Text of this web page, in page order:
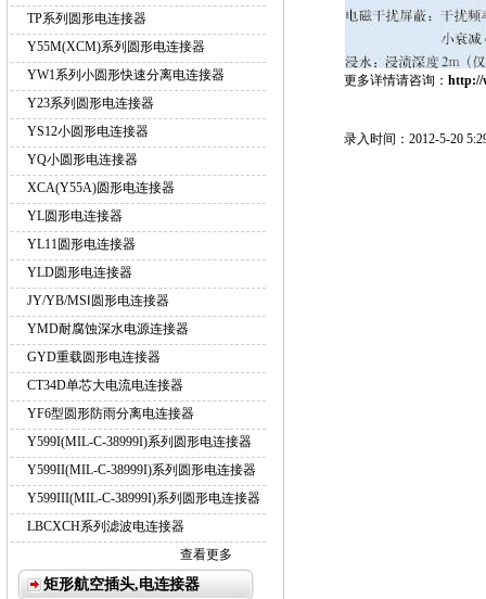
TP系列圆形电连接器
Y55M(XCM)系列圆形电连接器
YW1系列小圆形快速分离电连接器
Y23系列圆形电连接器
YS12小圆形电连接器
YQ小圆形电连接器
XCA(Y55A)圆形电连接器
YL圆形电连接器
YL11圆形电连接器
YLD圆形电连接器
JY/YB/MSⅠ圆形电连接器
YMD耐腐蚀深水电源连接器
GYD重载圆形电连接器
CT34D单芯大电流电连接器
YF6型圆形防雨分离电连接器
Y599I(MIL-C-38999I)系列圆形电连接器
Y599II(MIL-C-38999I)系列圆形电连接器
Y599III(MIL-C-38999I)系列圆形电连接器
LBCXCH系列滤波电连接器
查看更多
矩形航空插头,电连接器
更多详情请咨询：http://
录入时间：2012-5-20